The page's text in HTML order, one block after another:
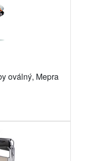
oválný, Mepra